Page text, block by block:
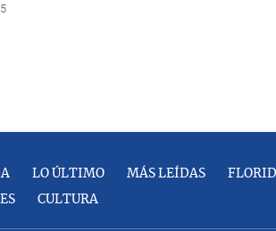
LO ÚLTIMO MÁS LEÍDAS
CULTURA